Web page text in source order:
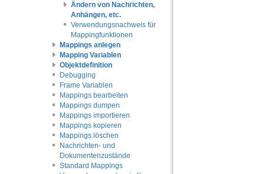
Ändern von Nachrichten,
Anhängen, etc.
Verwendungsnachweis für
Mappingfunktionen
Mappings anlegen
Mapping Variablen
Objektdefinition
Debugging
Frame Variablen
Mappings bearbeiten
Mappings dumpen
Mappings importieren
Mappings kopieren
Mappings löschen
Nachrichten- und
Dokumentenzustände
Standard Mappings